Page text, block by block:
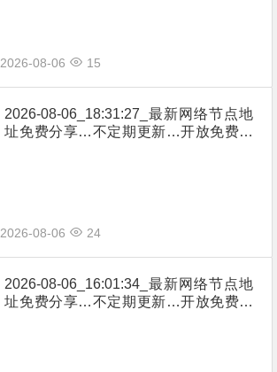
2026-08-06 15
2026-08-06_18:31:27_最新网络节点地
址免费分享…不定期更新…开放免费分
2026-08-06 24
2026-08-06_16:01:34_最新网络节点地
址免费分享…不定期更新…开放免费分